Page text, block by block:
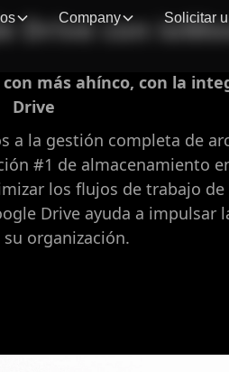
Company Solicitar
Drive con
más ahínco, con la
Drive
a la gestión completa de
#1 de almacenamiento
los flujos de trabajo
Drive ayuda a impulsar
organización.